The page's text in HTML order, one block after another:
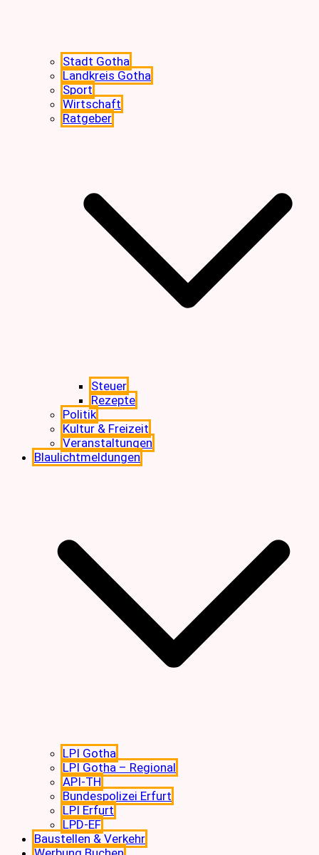
Stadt Gotha
Landkreis Gotha
Sport
Wirtschaft
Ratgeber
Steuer
Rezepte
Politik
Kultur & Freizeit
Veranstaltungen
Blaulichtmeldungen
LPI Gotha
LPI Gotha – Regional
API-TH
Bundespolizei Erfurt
LPI Erfurt
LPD-EF
Baustellen & Verkehr